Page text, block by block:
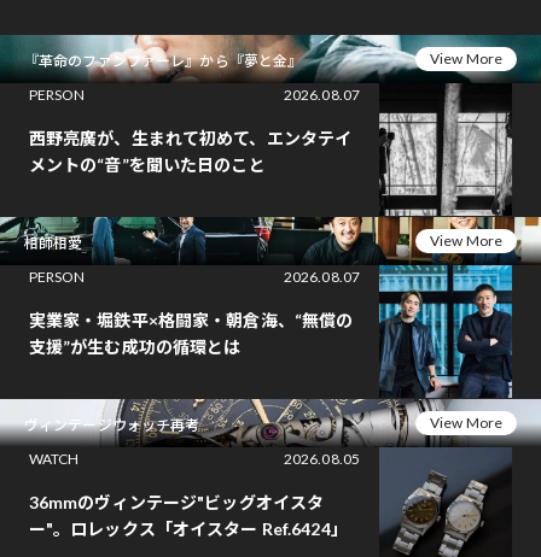
『革命のファンファーレ』から『夢と金』
View More
PERSON
2026.08.07
西野亮廣が、生まれて初めて、エンタテイ
メントの“音”を聞いた日のこと
相師相愛
View More
PERSON
2026.08.07
実業家・堀鉄平×格闘家・朝倉海、“無償の
支援”が生む成功の循環とは
ヴィンテージウォッチ再考
View More
WATCH
2026.08.05
36mmのヴィンテージ"ビッグオイスタ
ー"。ロレックス「オイスター Ref.6424」